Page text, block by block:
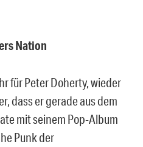
Nation
für Peter Doherty, wieder
dass er gerade aus dem
mit seinem Pop-Album
Punk der